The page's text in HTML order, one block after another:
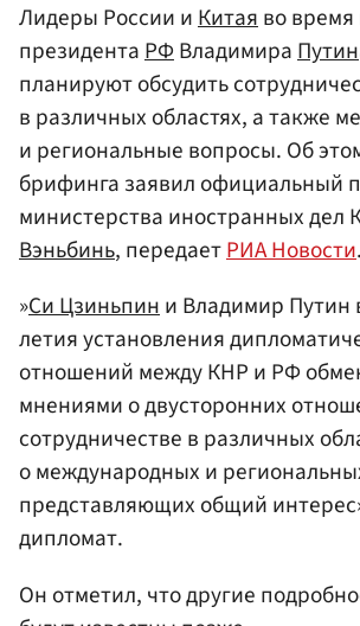
Лидеры России иКитаяво время
президентаРФВладимираПутин
планируют обсудить
в различных областях, а также
и региональные вопросы. Об
брифинга заявил официальный
министерства иностранных дел
Вэньбинь, передаетРИА Новости.
»Си Цзиньпини Владимир Путин
летия установления
отношений между КНР и РФ
мнениями о двусторонних
сотрудничестве в различных
о международных и
представляющих общий
дипломат.
Он отметил, что другие